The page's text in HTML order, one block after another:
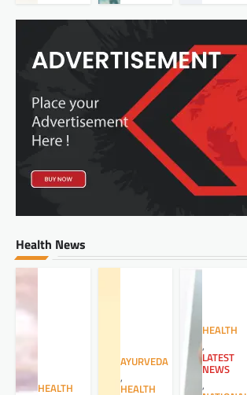
Health News
HEALTH
AYURVEDA
,
HEALTH
HEALTH
,
LATEST
NEWS
,